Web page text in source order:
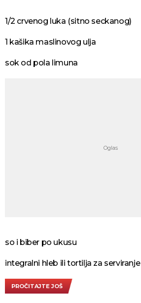
1/2 crvenog luka (sitno seckanog)
1 kašika maslinovog ulja
sok od pola limuna
so i biber po ukusu
integralni hleb ili tortilja za serviranje
PROČITAJTE JOŠ